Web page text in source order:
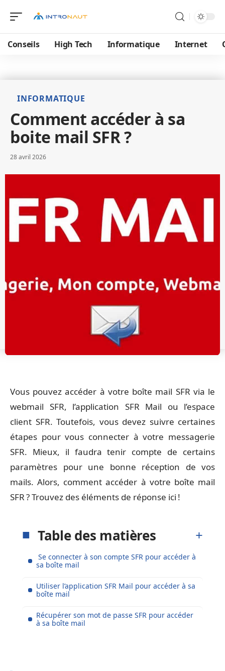
Conseils High Tech Informatique Internet
INFORMATIQUE
Comment accéder à sa
boite mail SFR ?
28 avril 2026
Vous pouvez accéder à votre boîte mail SFR via le
webmail SFR, l’application SFR Mail ou l’espace
client SFR. Toutefois, vous devez suivre certaines
étapes pour vous connecter à votre messagerie
SFR. Mieux, il faudra tenir compte de certains
paramètres pour une bonne réception de vos
mails. Alors, comment accéder à votre boîte mail
SFR ? Trouvez des éléments de réponse ici !
Table des matières
Se connecter à son compte SFR pour accéder à
sa boîte mail
Utiliser l’application SFR Mail pour accéder à sa
boîte mail
Récupérer son mot de passe SFR pour accéder
à sa boîte mail